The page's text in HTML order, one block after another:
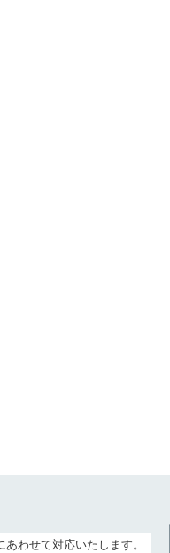
わせて対応いたします。